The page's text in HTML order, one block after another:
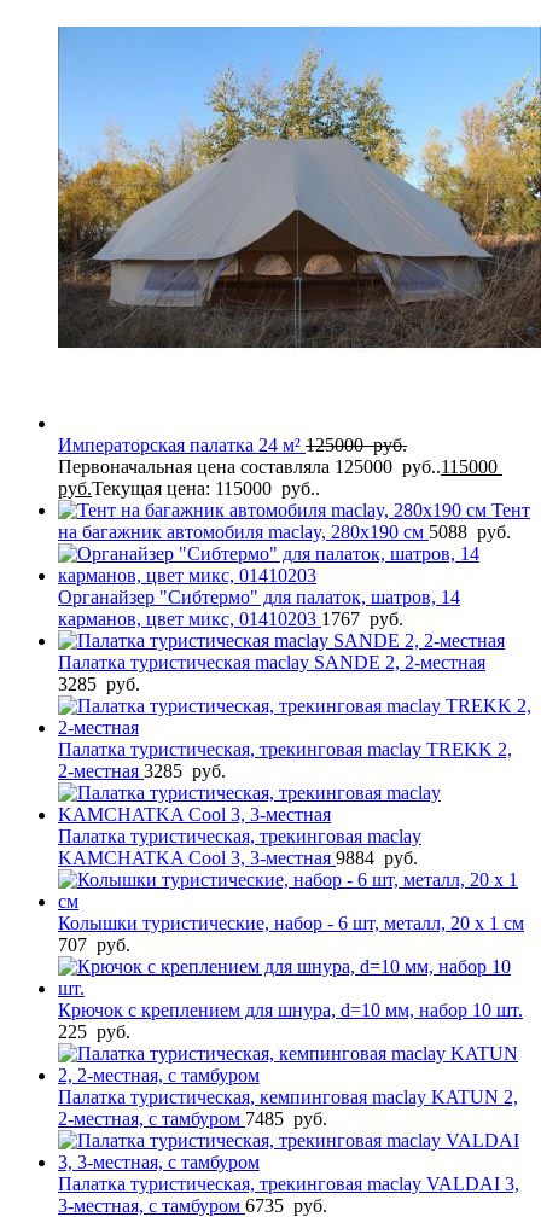
Императорская палатка 24 м² 125000руб.
Первоначальная цена составляла 125000 руб..115000
руб.Текущая цена: 115000 руб..
Тент
на багажник автомобиля maclay, 280х190 см 5088 руб.
Органайзер "Сибтермо" для палаток, шатров, 14
карманов, цвет микс, 01410203 1767 руб.
Палатка туристическая maclay SANDE 2, 2-местная
3285 руб.
Палатка туристическая, трекинговая maclay TREKK 2,
2-местная 3285 руб.
Палатка туристическая, трекинговая maclay
KAMCHATKA Cool 3, 3-местная 9884 руб.
Колышки туристические, набор - 6 шт, металл, 20 х 1 см
707 руб.
Крючок с креплением для шнура, d=10 мм, набор 10 шт.
225 руб.
Палатка туристическая, кемпинговая maclay KATUN 2,
2-местная, с тамбуром 7485 руб.
Палатка туристическая, трекинговая maclay VALDAI 3,
3-местная, с тамбуром 6735 руб.